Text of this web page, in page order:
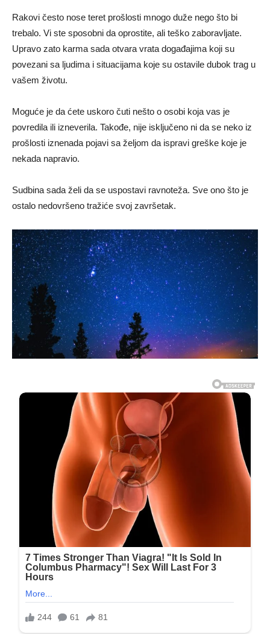
Rakovi često nose teret prošlosti mnogo duže nego što bi
trebalo. Vi ste sposobni da oprostite, ali teško zaboravljate.
Upravo zato karma sada otvara vrata događajima koji su
povezani sa ljudima i situacijama koje su ostavile dubok trag u
vašem životu.
Moguće je da ćete uskoro čuti nešto o osobi koja vas je
povredila ili izneverila. Takođe, nije isključeno ni da se neko iz
prošlosti iznenada pojavi sa željom da ispravi greške koje je
nekada napravio.
Sudbina sada želi da se uspostavi ravnoteža. Sve ono što je
ostalo nedovršeno tražiće svoj završetak.